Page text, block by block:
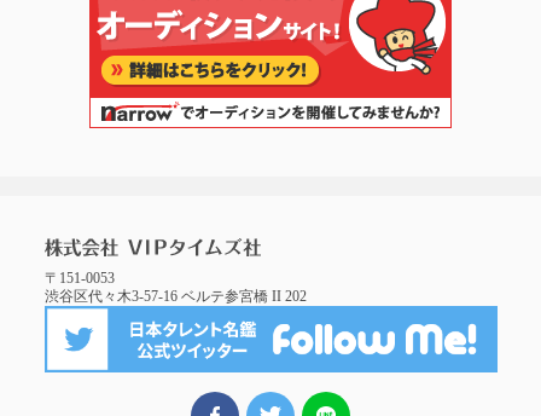
〒151-0053
渋谷区代々木3-57-16 ベルテ参宮橋 II 202
FBでシェアツイート